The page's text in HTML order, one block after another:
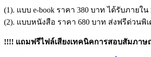
(1). แบบ e-book ราคา 380 บาท ได้รับภายใน
(2). แบบหนังสือ ราคา 680 บาท ส่งฟรีด่วนพิเ
!!!! แถมฟรีไฟล์เสียงเทคนิคการสอบสัมภาษ